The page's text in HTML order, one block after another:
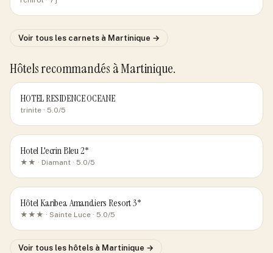
Voir tous les carnets à Martinique →
Hôtels recommandés à Martinique.
HOTEL RESIDENCE OCEANE
trinite · 5.0/5
Hotel L'ecrin Bleu 2*
★★ · Diamant · 5.0/5
Hôtel Karibea Amandiers Resort 3*
★★★ · Sainte Luce · 5.0/5
Voir tous les hôtels à Martinique →